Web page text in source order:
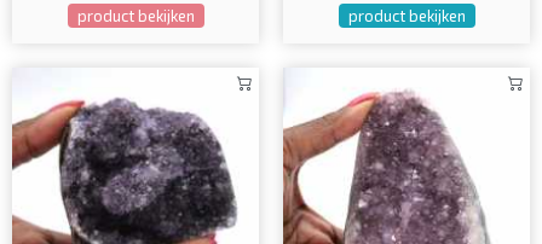
product bekijken product bekijken